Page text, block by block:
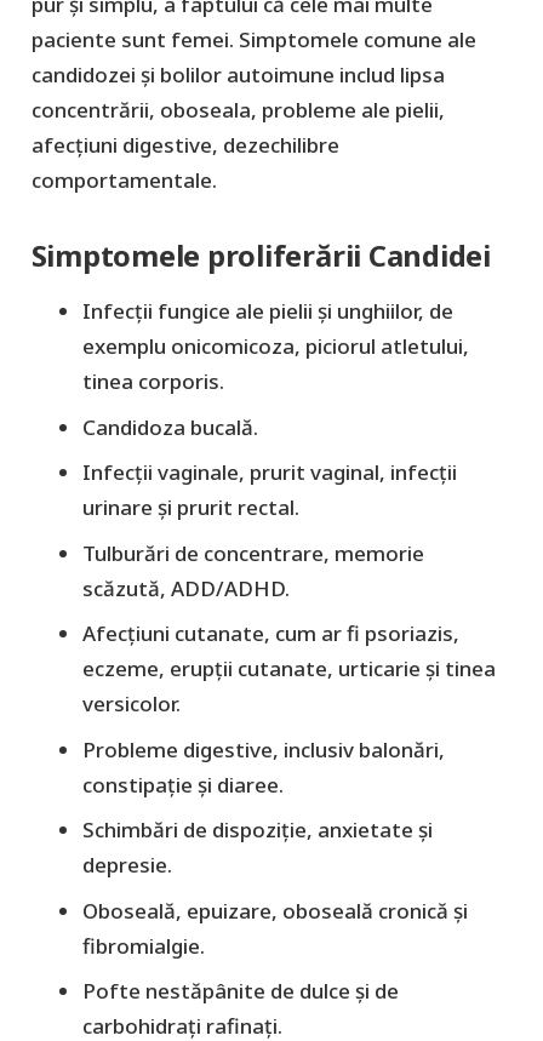
paciente sunt femei. Simptomele comune ale
candidozei și bolilor autoimune includ lipsa
concentrării, oboseala, probleme ale pielii,
afecțiuni digestive, dezechilibre
comportamentale.
Simptomele proliferării Candidei
Infecții fungice ale pielii și unghiilor, de
exemplu onicomicoza, piciorul atletului,
tinea corporis.
Candidoza bucală.
Infecții vaginale, prurit vaginal, infecții
urinare și prurit rectal.
Tulburări de concentrare, memorie
scăzută, ADD/ADHD.
Afecțiuni cutanate, cum ar fi psoriazis,
eczeme, erupții cutanate, urticarie și tinea
versicolor.
Probleme digestive, inclusiv balonări,
constipație și diaree.
Schimbări de dispoziție, anxietate și
depresie.
Oboseală, epuizare, oboseală cronică și
fibromialgie.
Pofte nestăpânite de dulce și de
carbohidrați rafinați.